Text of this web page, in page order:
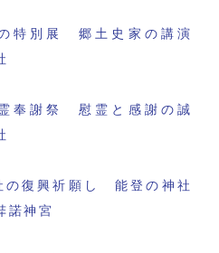
特別展 郷土史家の講演
奉謝祭 慰霊と感謝の誠
の復興祈願し 能登の神社
諾神宮